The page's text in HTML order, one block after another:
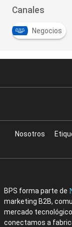
Canales
Negocios
Nosotros
BPS forma parte de
marketing B2B,
mercado
conectamos a